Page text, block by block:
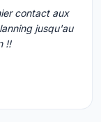
contact aux
jusqu'au
!!